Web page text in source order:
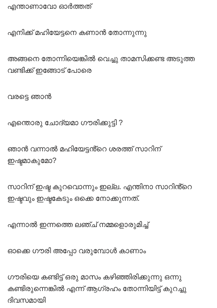
എന്താണാവോ ഓർത്തത്
എനിക്ക് മഹിയേട്ടനെ കണാൻ തോന്നുന്നു
അങ്ങനെ തോന്നിയെങ്കിൽ വെച്ചു താമസിക്കണ്ട അടുത്ത
വണ്ടിക്ക് ഇങ്ങോട് പോരെ
വരട്ടെ ഞാൻ
എന്തൊരു ചോദ്യമാ ഗൗരിക്കുട്ടി ?
ഞാൻ വന്നാൽ മഹിയേട്ടൻ്റെ ശരത്ത് സാറിന്
ഇഷ്ടമാകുമോ?
സാറിന് ഇഷ്ട കുറവൊന്നും ഇല്ല. എന്തിനാ സാറിൻ്റെ
ഇഷ്ടവും ഇഷ്ടകേടും ഒക്കെ നോക്കുന്നത്.
എന്നാൽ ഇന്നത്തെ ലഞ്ച് നമ്മളൊരുമിച്ച്
ഓക്കെ ഗൗരി അപ്പോ വരുമ്പോൾ കാണാം
ഗൗരിയെ കണ്ടിട്ട് ഒരു മാസം കഴിഞ്ഞിരിക്കുന്നു ഒന്നു
കണ്ടിരുന്നെങ്കിൽ എന്ന് ആഗ്രഹം തോന്നിയിട്ട് കുറച്ചു
ദിവസമായി